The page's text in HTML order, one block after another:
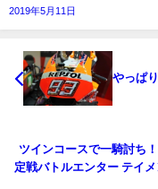
2019年5月11日
やっぱ
ツインコースで一騎討ち
定戦バトルエンター テイ